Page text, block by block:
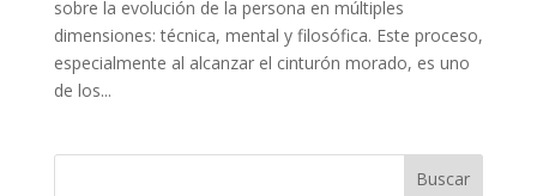
sobre la evolución de la persona en múltiples
dimensiones: técnica, mental y filosófica. Este proceso,
especialmente al alcanzar el cinturón morado, es uno
de los...
Buscar